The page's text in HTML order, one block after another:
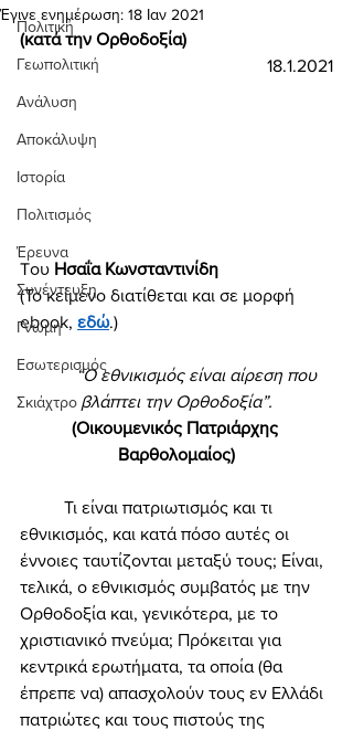
Πολιτική
Γεωπολιτική
Ανάλυση
Αποκάλυψη
Ιστορία
Πολιτισμός
Έρευνα
Συνέντευξη
Γνώμη
Εσωτερισμός
Σκιάχτρο
Έγινε ενημέρωση: 18 Ιαν 2021
(κατά την Ορθοδοξία)
18.1.2021
Tου Ησαΐα Κωνσταντινίδη
(Το κείμενο διατίθεται και σε μορφή
ebook, εδώ.)
“Ο εθνικισμός είναι αίρεση που
βλάπτει την Ορθοδοξία”.
(Οικουμενικός Πατριάρχης
Βαρθολομαίος)
εθνικισμός, και κατά πόσο αυτές οι
έννοιες ταυτίζονται μεταξύ τους; Είναι,
τελικά, ο εθνικισμός συμβατός με την
Ορθοδοξία και, γενικότερα, με το
χριστιανικό πνεύμα; Πρόκειται για
κεντρικά ερωτήματα, τα οποία (θα
έπρεπε να) απασχολούν τους εν Ελλάδι
πατριώτες και τους πιστούς της